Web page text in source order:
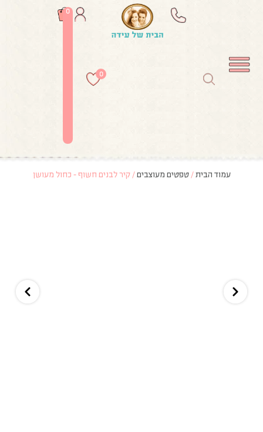
0
0
עמוד הבית/טפטים מעוצבים/ קיר לבנים חשוף – כחול מעושן